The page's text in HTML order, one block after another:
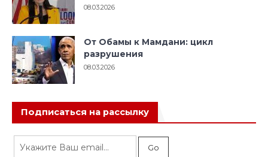
08.03.2026
От Обамы к Мамдани: цикл
разрушения
08.03.2026
Подписаться на рассылку